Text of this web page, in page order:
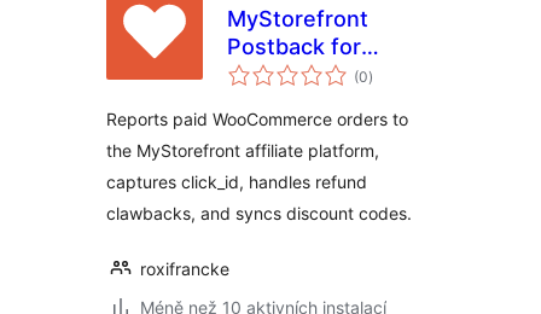
MyStorefront
Postback for
WooCommerce
(0celkové
hodnocení
)
Reports paid WooCommerce orders to
the MyStorefront affiliate platform,
captures click_id, handles refund
clawbacks, and syncs discount codes.
roxifrancke
Méně než 10 aktivních instalací